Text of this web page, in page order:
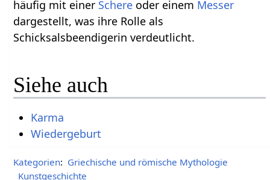
häufig mit einer Schere oder einem Messer
dargestellt, was ihre Rolle als
Schicksalsbeendigerin verdeutlicht.
Siehe auch
Karma
Wiedergeburt
Kategorien: Griechische und römische Mythologie
Kunstgeschichte